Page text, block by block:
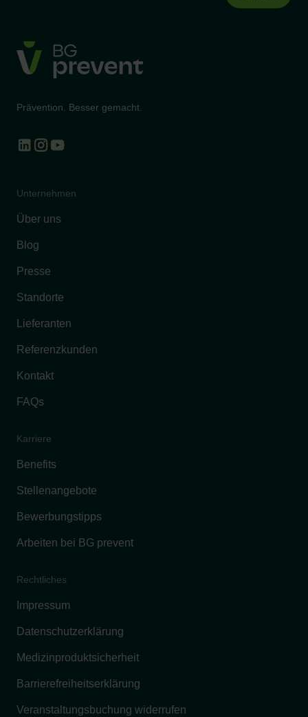
Prävention. Besser gemacht.
Unternehmen
Über uns
Blog
Presse
Standorte
Lieferanten
Referenzkunden
Kontakt
FAQs
Karriere
Benefits
Stellenangebote
Bewerbungstipps
Arbeiten bei BG prevent
Rechtliches
Impressum
Datenschutzerklärung
Medizinproduktsicherheit
Barrierefreiheitserklärung
Veranstaltungsbuchung widerrufen